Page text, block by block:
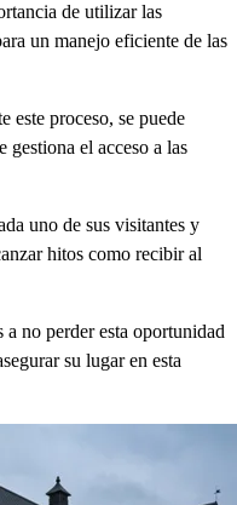
de utilizar las
un manejo eficiente de las
este proceso, se puede
el acceso a las
uno de sus visitantes y
hitos como recibir al
no perder esta oportunidad
su lugar en esta